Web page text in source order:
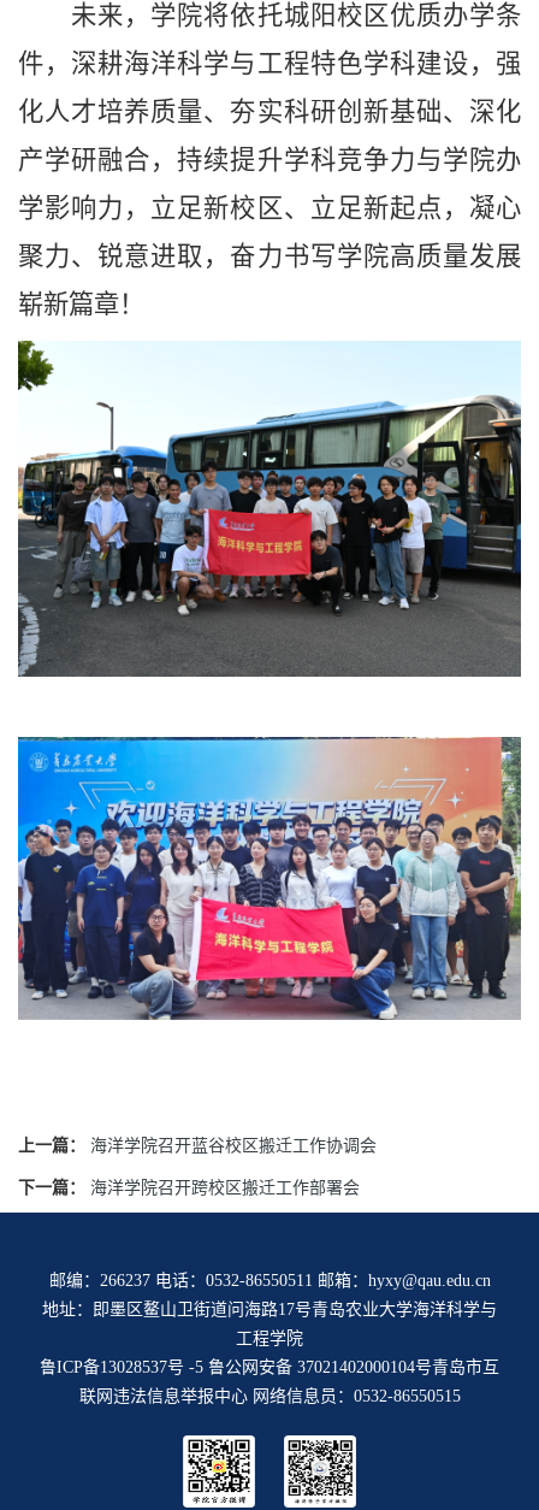
未来，学院将依托城阳校区优质办学条
件，深耕海洋科学与工程特色学科建设，强
化人才培养质量、夯实科研创新基础、深化
产学研融合，持续提升学科竞争力与学院办
学影响力，立足新校区、立足新起点，凝心
聚力、锐意进取，奋力书写学院高质量发展
崭新篇章！
上一篇： 海洋学院召开蓝谷校区搬迁工作协调会
下一篇： 海洋学院召开跨校区搬迁工作部署会
邮编：266237 电话：0532-86550511 邮箱：hyxy@qau.edu.cn
地址：即墨区鳌山卫街道问海路17号青岛农业大学海洋科学与
工程学院
鲁ICP备13028537号 -5 鲁公网安备 37021402000104号青岛市互
联网违法信息举报中心网络信息员：0532-86550515